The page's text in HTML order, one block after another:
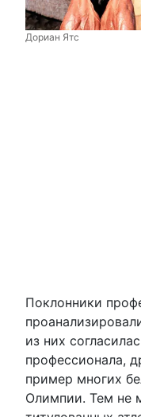
Дориан Ятс
Поклонники
из них
профессионала,
пример многих
Олимпии. Тем не